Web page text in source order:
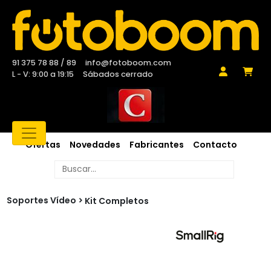
91 375 78 88 / 89
info@fotoboom.com
L - V: 9:00 a 19:15
Sábados cerrado
Ofertas Novedades Fabricantes Contacto
Soportes Vídeo Kit Completos